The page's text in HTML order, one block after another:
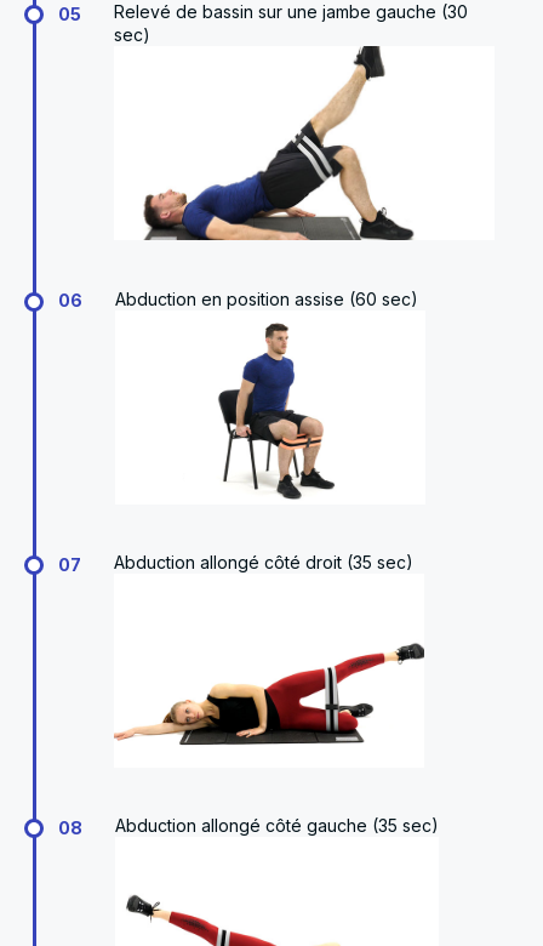
05
Relevé de bassin sur une jambe gauche (30
sec)
06 Abduction en position assise (60 sec)
07 Abduction allongé côté droit (35 sec)
08 Abduction allongé côté gauche (35 sec)